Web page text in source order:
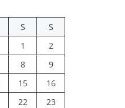
S
S
1
2
8
9
15
16
22
23